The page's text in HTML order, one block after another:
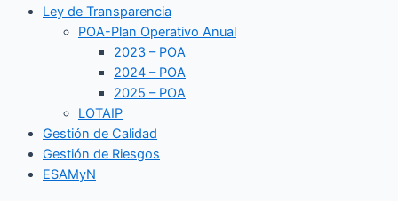
Ley de Transparencia
POA-Plan Operativo Anual
2023 – POA
2024 – POA
2025 – POA
LOTAIP
Gestión de Calidad
Gestión de Riesgos
ESAMyN